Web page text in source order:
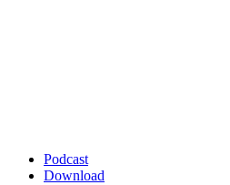
Podcast
Download